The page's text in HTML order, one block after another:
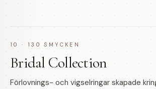
10 · 130 SMYCKEN
Bridal Collection
Förlovnings- och vigselringar skapade